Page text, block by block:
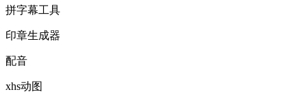
拼字幕工具
印章生成器
配音
xhs动图